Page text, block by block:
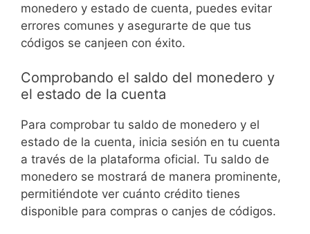
monedero y estado de cuenta, puedes evitar
errores comunes y asegurarte de que tus
códigos se canjeen con éxito.
Comprobando el saldo del monedero y
el estado de la cuenta
Para comprobar tu saldo de monedero y el
estado de la cuenta, inicia sesión en tu cuenta
a través de la plataforma oficial. Tu saldo de
monedero se mostrará de manera prominente,
permitiéndote ver cuánto crédito tienes
disponible para compras o canjes de códigos.